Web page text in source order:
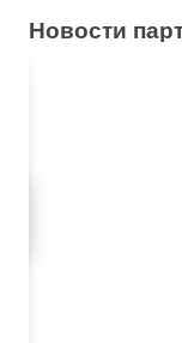
Новости